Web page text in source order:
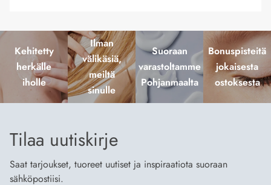
Kehitetty
herkälle
iholle
Ilman
välikäsiä,
meiltä
sinulle
Suoraan
varastoltamme
Pohjanmaalta
Bonuspisteitä
jokaisesta
ostoksesta
Tilaa uutiskirje
Saat tarjoukset, tuoreet uutiset ja inspiraatiota suoraan
sähköpostiisi.